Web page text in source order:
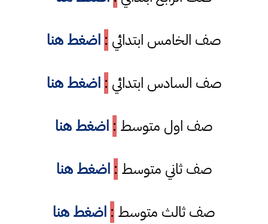
صف الخامس ابتدائي : اضغط هنا
صف السادس ابتدائي : اضغط هنا
صف اول متوسط : اضغط هنا
صف ثاني متوسط : اضغط هنا
صف ثالث متوسط : اضغط هنا